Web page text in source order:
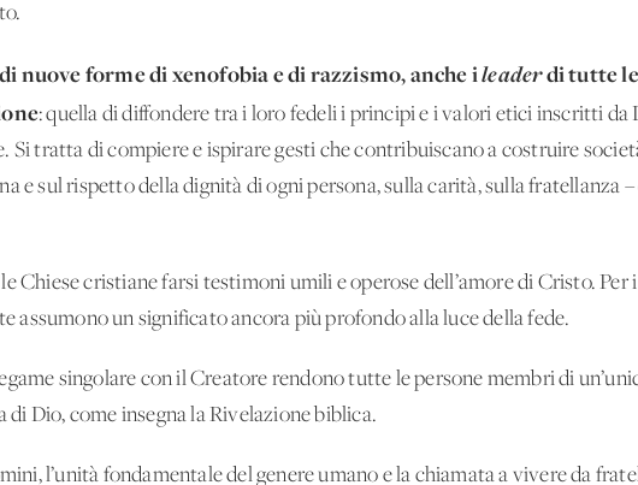
nuove forme di xenofobia e di razzismo, anche ileaderdi tutte
: quella di diffondere tra i loro fedeli i principi e i valori etici inscritti da
Si tratta di compiere e ispirare gesti che contribuiscano a costruire
e sul rispetto della dignità di ogni persona, sulla carità, sulla fratellanza
Chiese cristiane farsi testimoni umili e operose dell’amore di Cristo.
assumono un significato ancora più profondo alla luce della fede.
singolare con il Creatore rendono tutte le persone membri di
di Dio, come insegna la Rivelazione biblica.
l’unità fondamentale del genere umano e la chiamata a vivere da